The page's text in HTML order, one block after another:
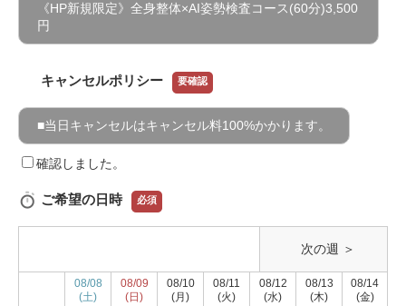
《HP新規限定》全身整体×AI姿勢検査コース(60分)3,500
円
キャンセルポリシー 要確認
■当日キャンセルはキャンセル料100%かかります。
確認しました。
ご希望の日時 必須
次の週 ＞
08/08
(土)
08/09
(日)
08/10
(月)
08/11
(火)
08/12
(水)
08/13
(木)
08/14
(金)